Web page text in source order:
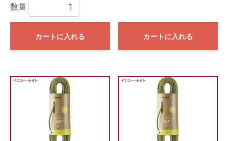
数量
カートに入れる カートに入れる